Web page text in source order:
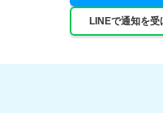
LINEで通知を受